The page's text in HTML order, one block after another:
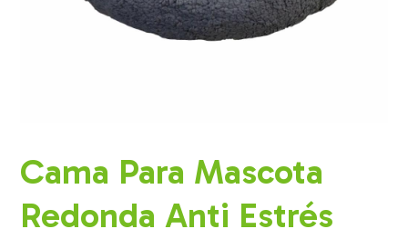
Cama Para Mascota
Redonda Anti Estrés